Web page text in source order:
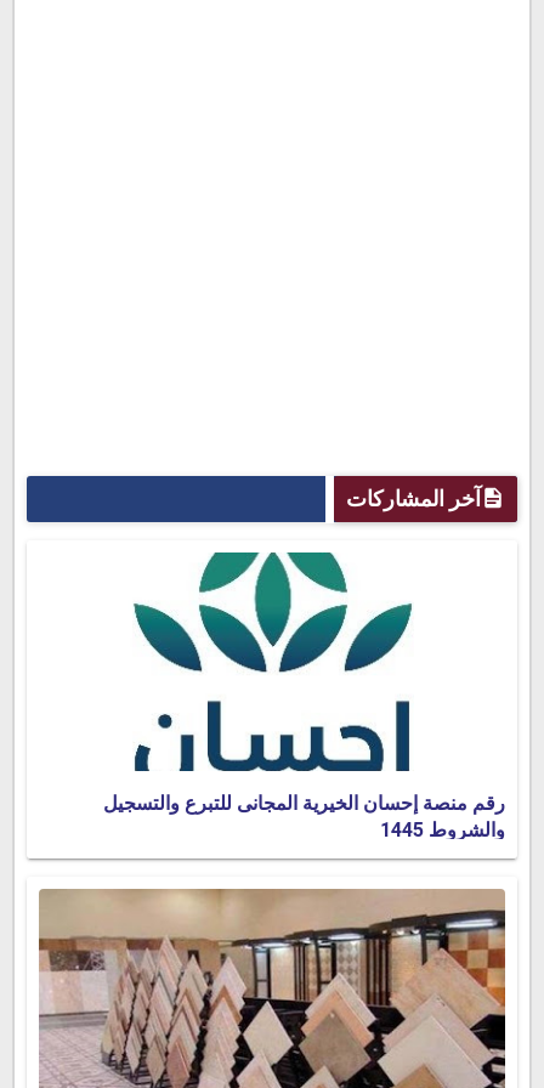
آخر المشاركات
رقم منصة إحسان الخيرية المجانى للتبرع والتسجيل
والشروط 1445